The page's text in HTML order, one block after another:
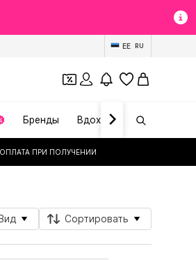
EE RU
Бренды Вдохновение
ОПЛАТА ПРИ ПОЛУЧЕНИИ
Сортировать